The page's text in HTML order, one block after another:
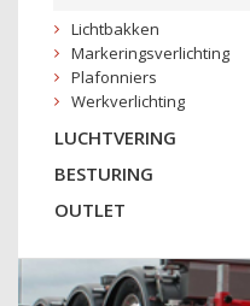
Lichtbakken
Markeringsverlichting
Plafonniers
Werkverlichting
LUCHTVERING
BESTURING
OUTLET